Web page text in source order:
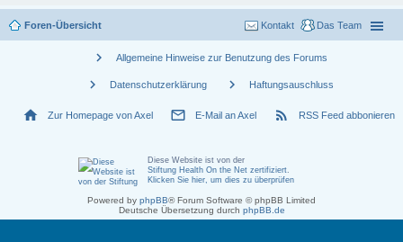
Foren-Übersicht Das Team
Kontakt
chevron_right Allgemeine Hinweise zur Benutzung des Forums
chevron_right Datenschutzerklärung chevron_right Haftungsauschluss
home Zur Homepage von Axel mail_outline E-Mail an Axel rss_feed RSS Feed abbonieren
Diese Website ist von der
Stiftung Health On the Net zertifiziert.
Klicken Sie hier, um dies zu überprüfen
Powered by phpBB® Forum Software © phpBB Limited
Deutsche Übersetzung durch phpBB.de